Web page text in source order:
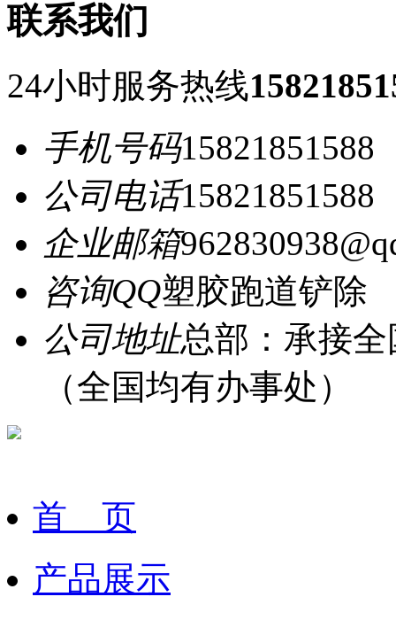
联系我们
24小时服务热线
手机号码15821851588
公司电话15821851588
企业邮箱
咨询QQ塑胶跑道铲除
公司地址总部：承接
（全国均有办事处）
首 页
产品展示